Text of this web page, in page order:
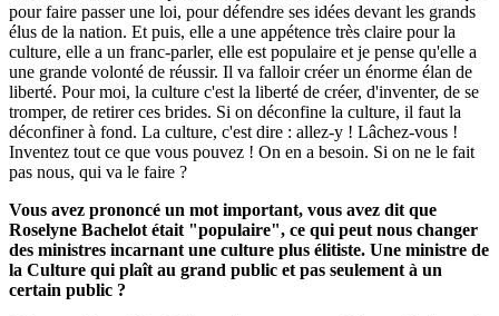
pour faire passer une loi, pour défendre ses idées devant les grands
élus de la nation. Et puis, elle a une appétence très claire pour la
culture, elle a un franc-parler, elle est populaire et je pense qu'elle a
une grande volonté de réussir. Il va falloir créer un énorme élan de
liberté. Pour moi, la culture c'est la liberté de créer, d'inventer, de se
tromper, de retirer ces brides. Si on déconfine la culture, il faut la
déconfiner à fond. La culture, c'est dire : allez-y ! Lâchez-vous !
Inventez tout ce que vous pouvez ! On en a besoin. Si on ne le fait
pas nous, qui va le faire ?
Vous avez prononcé un mot important, vous avez dit que
Roselyne Bachelot était "populaire", ce qui peut nous changer
des ministres incarnant une culture plus élitiste. Une ministre de
la Culture qui plaît au grand public et pas seulement à un
certain public ?